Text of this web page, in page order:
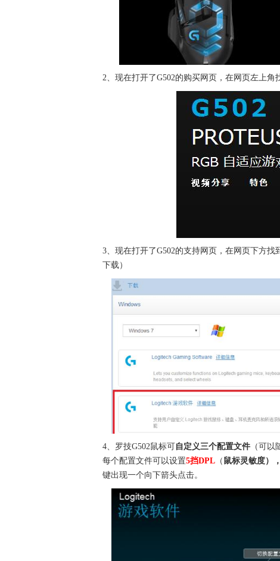
2、现在打开了G502的购买网页，在网页左上角
3、现在打开了G502的支持网页，在网页下方找
下载）
4、罗技G502鼠标可自定义三个配置文件 （可
每个配置文件可以设置5挡DPL （ 鼠标灵敏度），
键出现一个向下箭头点击。